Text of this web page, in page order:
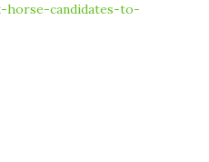
candidates-to-